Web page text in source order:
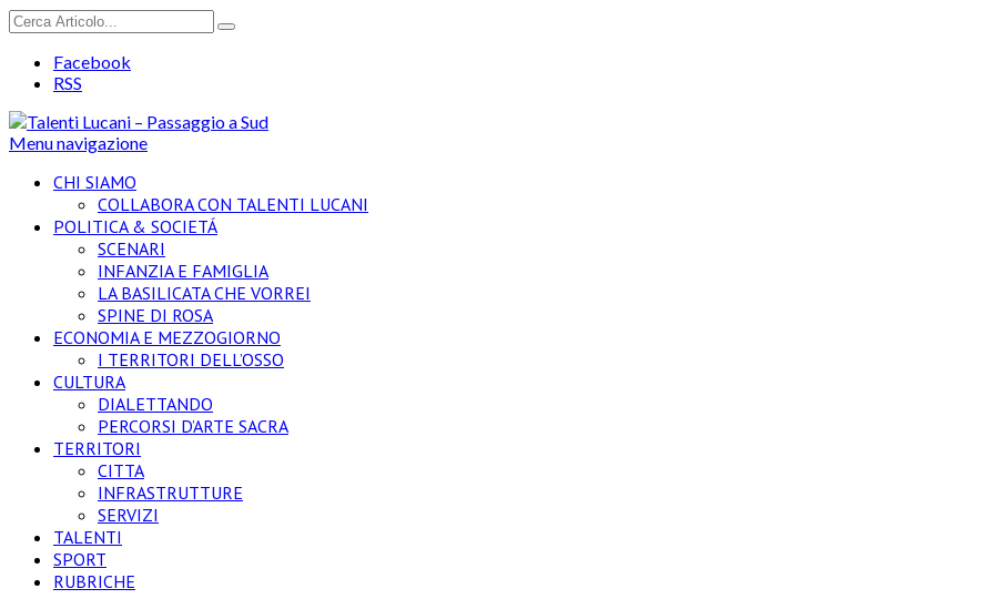
Facebook
RSS
Menu navigazione
CHI SIAMO
COLLABORA CON TALENTI LUCANI
POLITICA & SOCIETÁ
SCENARI
INFANZIA E FAMIGLIA
LA BASILICATA CHE VORREI
SPINE DI ROSA
ECONOMIA E MEZZOGIORNO
I TERRITORI DELL’OSSO
CULTURA
DIALETTANDO
PERCORSI D’ARTE SACRA
TERRITORI
CITTA
INFRASTRUTTURE
SERVIZI
TALENTI
SPORT
RUBRICHE